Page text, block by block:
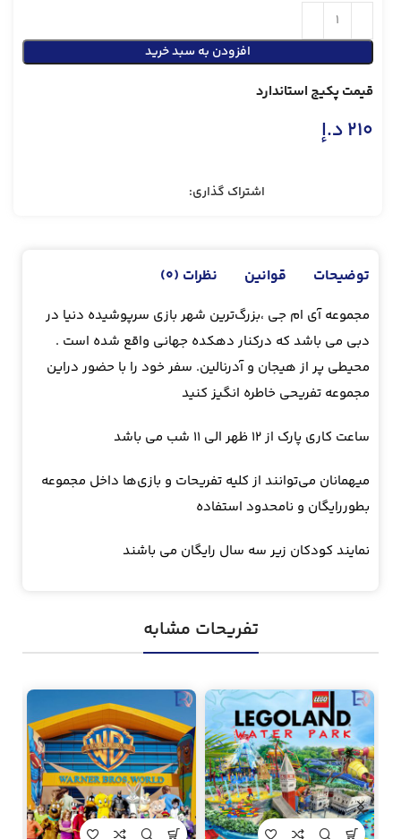
افزودن به سبد خرید
قیمت پکیج استاندارد
210د.إ
اشتراک گذاری:
توضیحات قوانین نظرات (0)
مجموعه آی ام جی ،بزرگ‌ترین شهر بازی سرپوشیده دنیا در
دبی می باشد که درکنار دهکده جهانی واقع شده است .
محیطی پر از هیجان و آدرنالین. سفر خود را با حضور دراین
مجموعه تفریحی خاطره انگیز کنید
ساعت کاری پارک از ۱۲ ظهر الی ۱۱ شب می باشد
میهمانان می‌توانند از کلیه تفریحات و بازی‌ها داخل مجموعه
بطوررایگان و نامحدود استفاده
نمایند کودکان زیر سه سال رایگان می باشند
تفریحات مشابه